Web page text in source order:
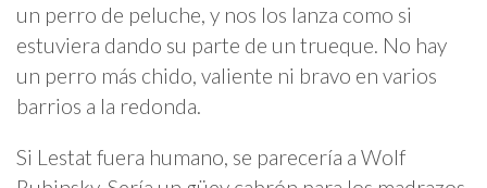
un perro de peluche, y nos los lanza como si
estuviera dando su parte de un trueque. No hay
un perro más chido, valiente ni bravo en varios
barrios a la redonda.
Si Lestat fuera humano, se parecería a Wolf